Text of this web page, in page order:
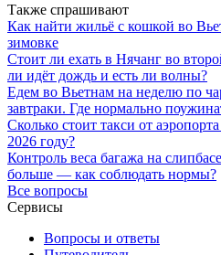
Также спрашивают
Как найти жильё с кошкой во
зимовке
Стоит ли ехать в Нячанг во
ли идёт дождь и есть ли волны?
Едем во Вьетнам на неделю по
завтраки. Где нормально
Сколько стоит такси от
2026 году?
Контроль веса багажа на
больше — как соблюдать нормы?
Все вопросы
Сервисы
Вопросы и ответы